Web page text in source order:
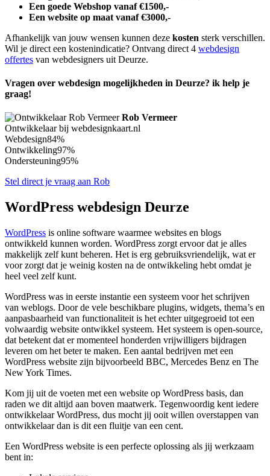
Een goede Webshop vanaf €1500,-
Een website op maat vanaf €3000,-
Afhankelijk van jouw wensen kunnen deze kosten sterk verschillen.
Wil je direct een kostenindicatie? Ontvang direct 4 webdesign
offertes van webdesigners uit Deurze.
Vragen over webdesign mogelijkheden in Deurze? ik help je
graag!
Rob Vermeer
Ontwikkelaar bij webdesignkaart.nl
Webdesign84%
Ontwikkeling97%
Ondersteuning95%
Stel direct je vraag aan Rob
WordPress webdesign Deurze
WordPress is online software waarmee websites en blogs
ontwikkeld kunnen worden. WordPress zorgt ervoor dat je alles
makkelijk zelf kunt beheren. Het is erg gebruiksvriendelijk, wat er
voor zorgt dat je weinig kosten na de ontwikkeling hebt omdat je
heel veel zelf kunt.
WordPress was in eerste instantie een systeem voor het schrijven
van weblogs. Door de vele beschikbare plugins, widgets, thema’s en
aanpasbaarheid van functionaliteit is het echter uitgegroeid tot een
volwaardig website ontwikkel systeem. Het systeem is open-source,
dat betekent dat er momenteel honderden vrijwilligers bijdragen
leveren om het beter te maken. Een aantal bedrijven met een
WordPress website zijn bijvoorbeeld BBC, Mercedes Benz en The
New York Times.
Kom jij uit de voeten met een website op WordPress basis, dan
raden we dit altijd aan boven maatwerk. Tegenwoordig kent iedere
ontwikkelaar WordPress, dus mocht jij ooit willen overstappen van
ontwikkelaar dan is dit een fluitje van een cent.
Een WordPress website is een perfecte oplossing als jij werkzaam
bent in: